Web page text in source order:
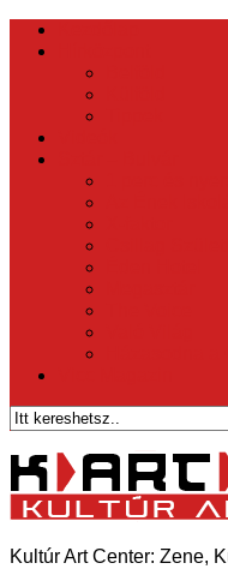
Kultúr Art Center: Zene,